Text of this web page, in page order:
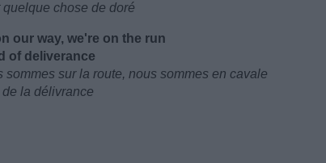
chose de doré
our way, we're on the run
of deliverance
sur la route, nous sommes en cavale
la délivrance